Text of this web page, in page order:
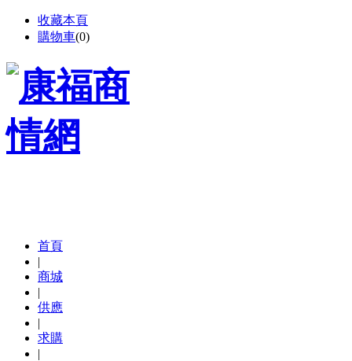
收藏本頁
購物車(0)
首頁
|
商城
|
供應
|
求購
|